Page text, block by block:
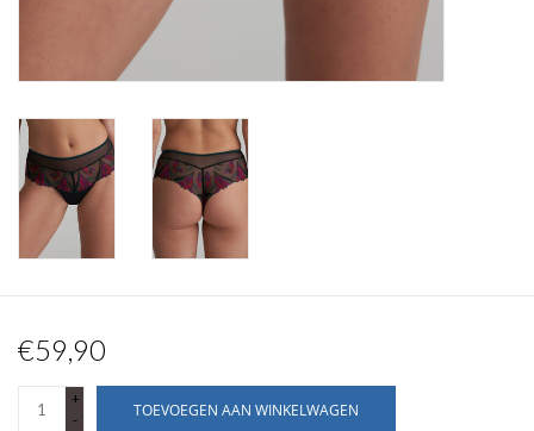
€59,90
+
-
TOEVOEGEN AAN WINKELWAGEN